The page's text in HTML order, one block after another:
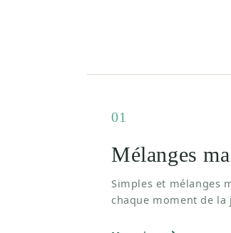
01
Mélanges
Simples et mélanges
chaque moment de la